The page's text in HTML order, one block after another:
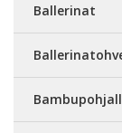
Ballerinat